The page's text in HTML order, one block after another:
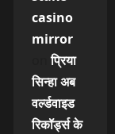
casino
mirror
onप्रिया
सिन्हा अब
वर्ल्डवाइड
रिकॉर्ड्स के